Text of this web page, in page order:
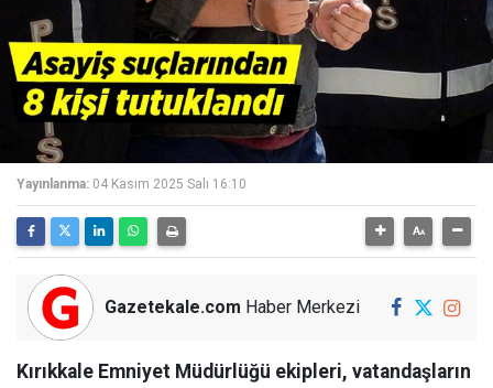
Yayınlanma: 04 Kasım 2025 Salı 16:10
Gazetekale.com Haber Merkezi
Kırıkkale Emniyet Müdürlüğü ekipleri, vatandaşların